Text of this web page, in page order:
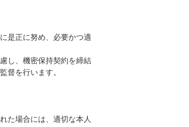
是正に努め、必要かつ適
し、機密保持契約を締結
督を行います。
た場合には、適切な本人